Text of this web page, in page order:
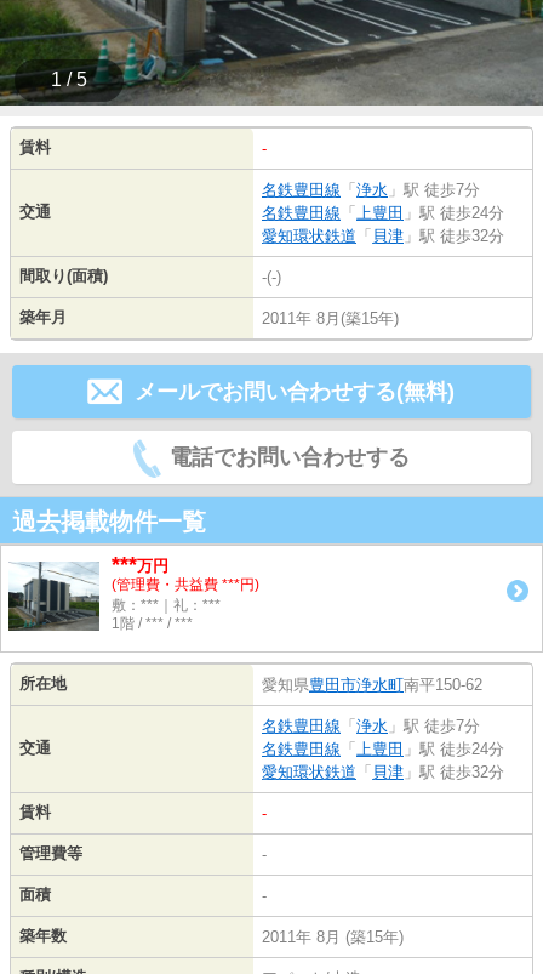
1 / 5
賃料 -
交通
名鉄豊田線 「 浄水 」駅 徒歩7分
名鉄豊田線 「 上豊田 」駅 徒歩24分
愛知環状鉄道 「 貝津 」駅 徒歩32分
間取り(面積) -(-)
築年月 2011年 8月(築15年)
メールでお問い合わせする(無料)
電話でお問い合わせする
過去掲載物件一覧
***万円
(管理費・共益費 ***円)
敷：***｜礼：***
1階 / *** / ***
所在地 愛知県豊田市浄水町南平150-62
交通
名鉄豊田線 「 浄水 」駅 徒歩7分
名鉄豊田線 「 上豊田 」駅 徒歩24分
愛知環状鉄道 「 貝津 」駅 徒歩32分
賃料 -
管理費等 -
面積 -
築年数 2011年 8月 (築15年)